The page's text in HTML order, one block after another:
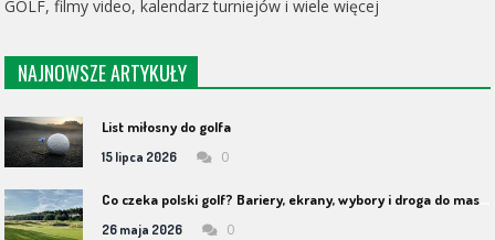
GOLF, filmy video, kalendarz turniejów i wiele więcej
NAJNOWSZE ARTYKUŁY
List miłosny do golfa
15 lipca 2026 0
26 maja 2026 0